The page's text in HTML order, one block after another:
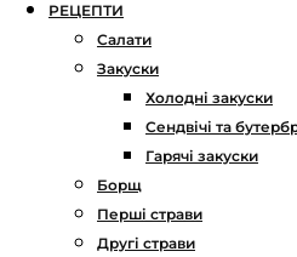
РЕЦЕПТИ
Салати
Закуски
Холодні закуски
Сендвічі та
Гарячі закуски
Борщ
Перші страви
Другі страви